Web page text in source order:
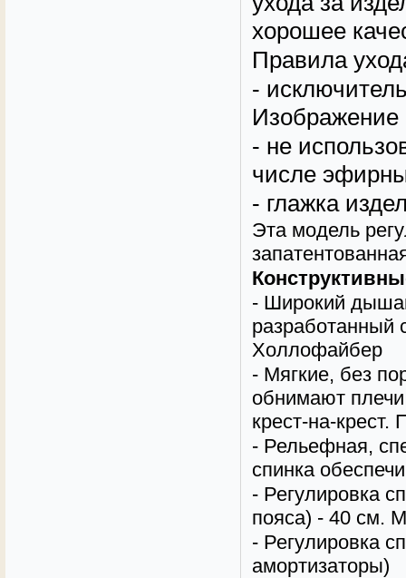
хорошее
Правила
-
Изображение
- не
числе
- глажка
Эта модель
- Широкий
разработанный
Холлофайбер
- Мягкие, без
обнимают
крест-на-крест.
- Рельефная,
спинка
- Регулировка
пояса) - 40 см.
- Регулировка
амортизаторы)